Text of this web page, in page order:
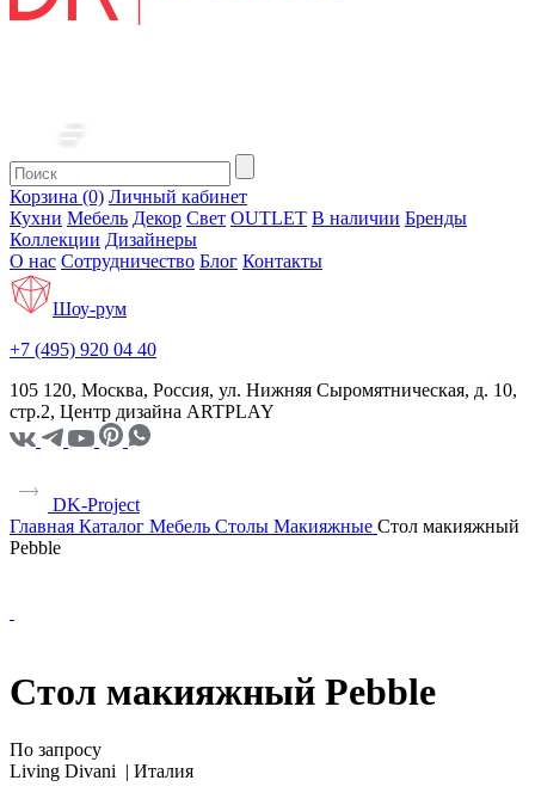
Корзина (0) Личный кабинет
Кухни Мебель Декор Свет OUTLET В наличии Бренды
Коллекции Дизайнеры
О нас Сотрудничество Блог Контакты
Шоу-рум
+7 (495) 920 04 40
105 120, Москва, Россия, ул. Нижняя Сыромятническая, д. 10,
стр.2, Центр дизайна ARTPLAY
DK-Project
Главная Каталог Мебель Столы Макияжные Стол макияжный
Pebble
Стол макияжный Pebble
По запросу
Living Divani | Италия